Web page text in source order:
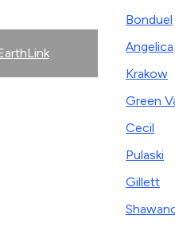
Bonduel
Angelica
Krakow
Green
Cecil
Pulaski
Gillett